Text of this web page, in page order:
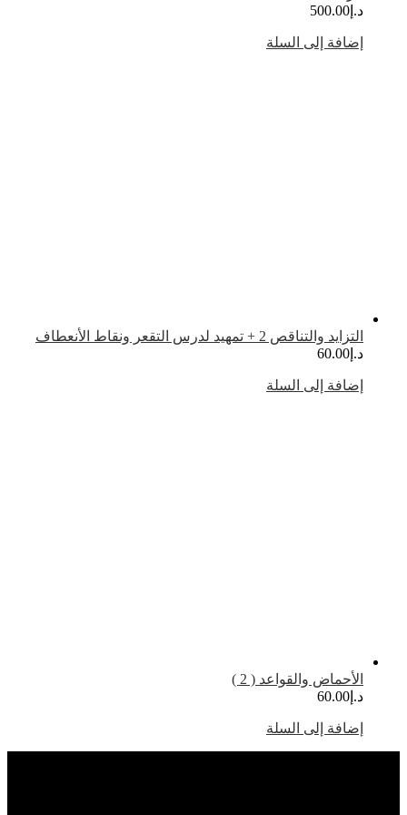
500.00
إلى السلة
والتناقص 2 + تمهيد لدرس التقعر ونقاط الأنعطاف
إلى السلة
والقواعد ( 2 )
إلى السلة